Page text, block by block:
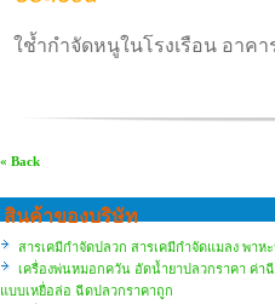
ใช้ำกำจัดหนูในโรงเรือน อาค
« Back
สินค้าของบริษัท
สารเคมีกำจัดปลวก สารเคมีกำจัดแมลง พาห
เครื่องพ่นหมอกควัน อัดน้ำยาปลวกราคา ค่า
แบบเหยื่อล่อ ฉีดปลวกราคาถูก